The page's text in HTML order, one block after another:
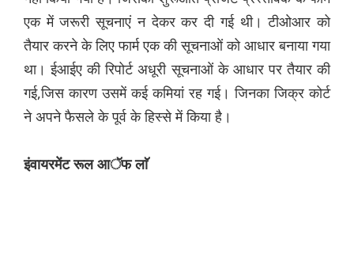
एक में जरूरी सूचनाएं न देकर कर दी गई थी। टीओआर को
तैयार करने के लिए फार्म एक की सूचनाओं को आधार बनाया गया
था। ईआईए की रिपोर्ट अधूरी सूचनाओं के आधार पर तैयार की
गई,जिस कारण उसमें कई कमियां रह गई। जिनका जिक्र कोर्ट
ने अपने फैसले के पूर्व के हिस्से में किया है।
इंवायरमेंट रूल आॅफ लाॅ